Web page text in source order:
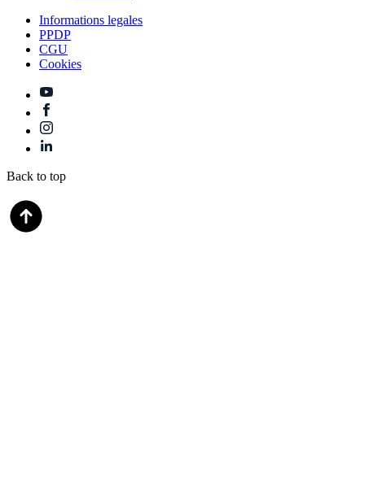
Informations legales
PPDP
CGU
Cookies
Back to top